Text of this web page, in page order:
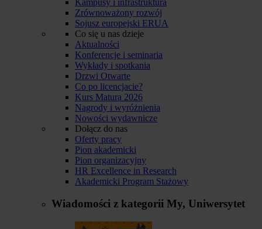
Zrównoważony rozwój
Sojusz europejski ERUA
Co się u nas dzieje
Aktualności
Konferencje i seminaria
Wykłady i spotkania
Drzwi Otwarte
Co po licencjacie?
Kurs Matura 2026
Nagrody i wyróżnienia
Nowości wydawnicze
Dołącz do nas
Oferty pracy
Pion akademicki
Pion organizacyjny
HR Excellence in Research
Akademicki Program Stażowy
Wiadomości z kategorii My, Uniwersytet